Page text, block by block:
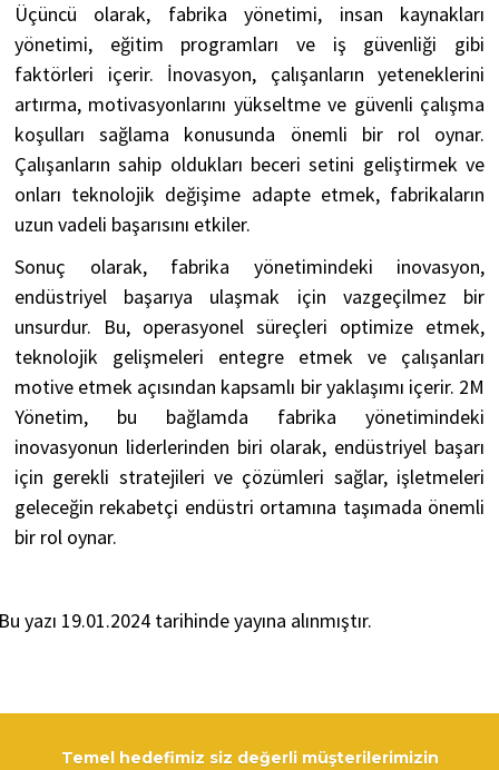
Üçüncü olarak, fabrika yönetimi, insan kaynakları
yönetimi, eğitim programları ve iş güvenliği gibi
faktörleri içerir. İnovasyon, çalışanların yeteneklerini
artırma, motivasyonlarını yükseltme ve güvenli çalışma
koşulları sağlama konusunda önemli bir rol oynar.
Çalışanların sahip oldukları beceri setini geliştirmek ve
onları teknolojik değişime adapte etmek, fabrikaların
uzun vadeli başarısını etkiler.
Sonuç olarak, fabrika yönetimindeki inovasyon,
endüstriyel başarıya ulaşmak için vazgeçilmez bir
unsurdur. Bu, operasyonel süreçleri optimize etmek,
teknolojik gelişmeleri entegre etmek ve çalışanları
motive etmek açısından kapsamlı bir yaklaşımı içerir. 2M
Yönetim, bu bağlamda fabrika yönetimindeki
inovasyonun liderlerinden biri olarak, endüstriyel başarı
için gerekli stratejileri ve çözümleri sağlar, işletmeleri
geleceğin rekabetçi endüstri ortamına taşımada önemli
bir rol oynar.
yazı 19.01.2024 tarihinde yayına alınmıştır.
Temel hedefimiz siz değerli müşterilerimizin